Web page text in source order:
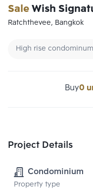
SaleWish
Ratchthevee, Bangkok
High rise condominum
Buy0
Project Details
Condominium
Property type